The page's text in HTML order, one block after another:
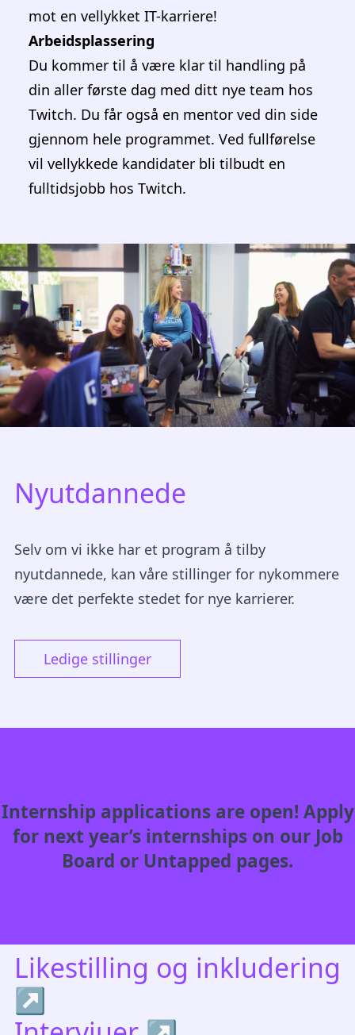
på samarbeid og tilpasning. Så starter dine
seks måneder som lærling, som leder deg
mot en vellykket IT-karriere!
Arbeidsplassering
Du kommer til å være klar til handling på
din aller første dag med ditt nye team hos
Twitch. Du får også en mentor ved din side
gjennom hele programmet. Ved fullførelse
Nyutdannede
Selv om vi ikke har et program å tilby
være det perfekte stedet for nye karrierer.
Internship applications are open! Apply
for next year’s internships on our
Likestilling og inkludering